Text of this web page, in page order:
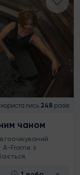
248 разів
чаном
A-Frame з